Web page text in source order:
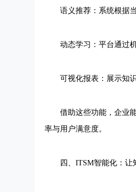
语义推荐：系统根据当
动态学习：平台通过机
可视化报表：展示知识
借助这些功能，企业能
率与用户满意度。
四、ITSM智能化：让